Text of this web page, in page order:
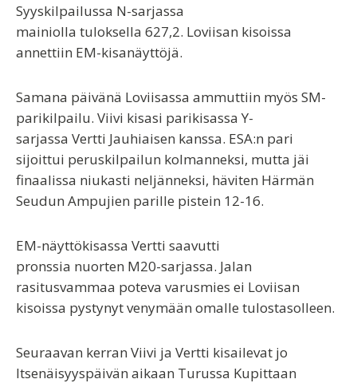
Syyskilpailussa N-sarjassa
mainiolla tuloksella 627,2. Loviisan kisoissa
annettiin EM-kisanäyttöjä.
Samana päivänä Loviisassa ammuttiin myös SM-
parikilpailu. Viivi kisasi parikisassa Y-
sarjassa Vertti Jauhiaisen kanssa. ESA:n pari
sijoittui peruskilpailun kolmanneksi, mutta jäi
finaalissa niukasti neljänneksi, häviten Härmän
Seudun Ampujien parille pistein 12-16.
EM-näyttökisassa Vertti saavutti
pronssia nuorten M20-sarjassa. Jalan
rasitusvammaa poteva varusmies ei Loviisan
kisoissa pystynyt venymään omalle tulostasolleen.
Seuraavan kerran Viivi ja Vertti kisailevat jo
Itsenäisyyspäivän aikaan Turussa Kupittaan